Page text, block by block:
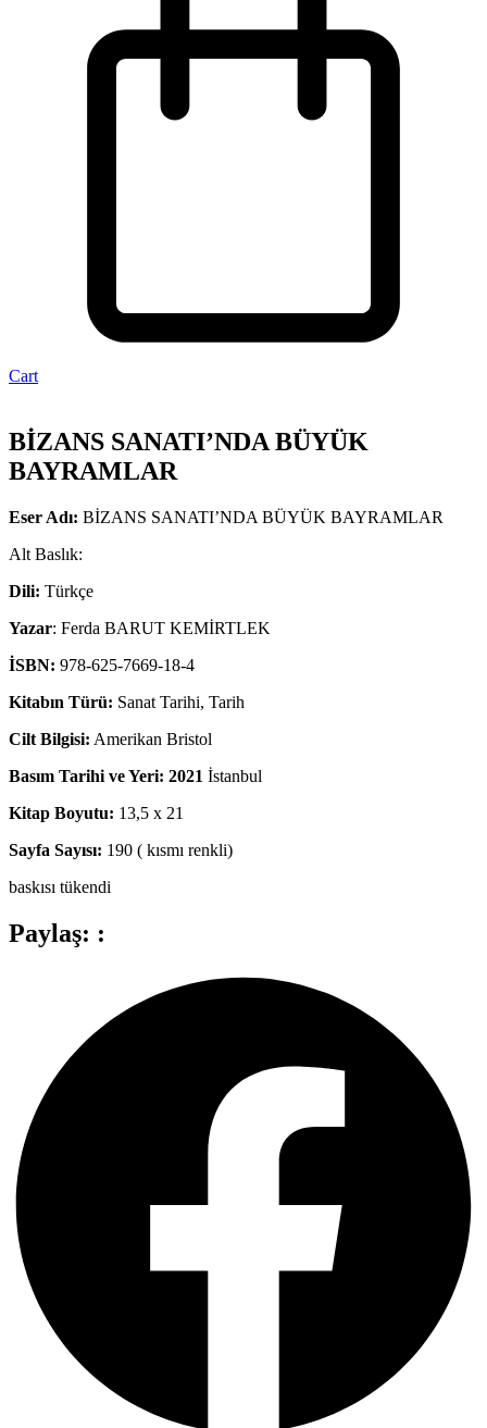
Cart
BİZANS SANATI’NDA BÜYÜK
BAYRAMLAR
Eser Adı: BİZANS SANATI’NDA BÜYÜK BAYRAMLAR
Alt Baslık:
Dili: Türkçe
Yazar: Ferda BARUT KEMİRTLEK
İSBN: 978-625-7669-18-4
Kitabın Türü: Sanat Tarihi, Tarih
Cilt Bilgisi: Amerikan Bristol
Basım Tarihi ve Yeri: 2021 İstanbul
Kitap Boyutu: 13,5 x 21
Sayfa Sayısı: 190 ( kısmı renkli)
baskısı tükendi
Paylaş: :